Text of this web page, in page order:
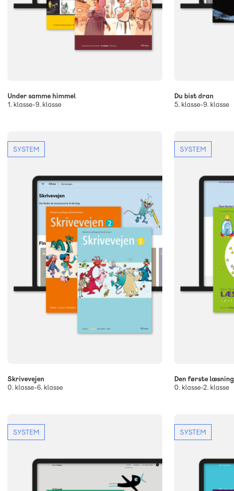
Under samme himmel
1. klasse-9. klasse
Du bist dran
5. klasse-9. klasse
SYSTEM
Skrivevejen
0. klasse-6. klasse
SYSTEM
Den første læsning
0. klasse-2. klasse
SYSTEM SYSTEM